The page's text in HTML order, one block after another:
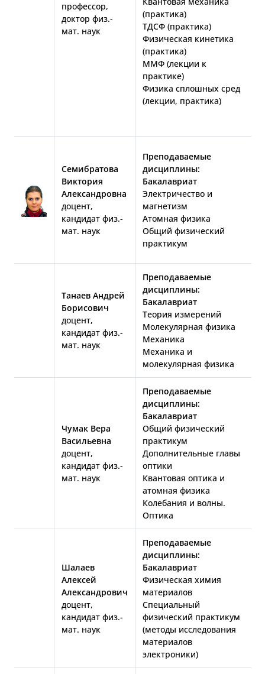
профессор,
доктор физ.-
мат. наук
(практика)
ТДСФ (практика)
Физическая кинетика
(практика)
ММФ (лекции к
практике)
Физика сплошных сред
(лекции, практика)
Семибратова
Виктория
Александровна
доцент,
кандидат физ.-
мат. наук
Преподаваемые
дисциплины:
Бакалавриат
Электричество и
магнетизм
Атомная физика
Общий физический
практикум
Танаев Андрей
Борисович
доцент,
кандидат физ.-
мат. наук
Преподаваемые
дисциплины:
Бакалавриат
Теория измерений
Молекулярная физика
Механика
Механика и
молекулярная физика
Чумак Вера
Васильевна
доцент,
кандидат физ.-
мат. наук
Преподаваемые
дисциплины:
Бакалавриат
Общий физический
практикум
Дополнительные главы
оптики
Квантовая оптика и
атомная физика
Колебания и волны.
Оптика
Шалаев
Алексей
Александрович
доцент,
кандидат физ.-
мат. наук
Преподаваемые
дисциплины:
Бакалавриат
Физическая химия
материалов
Специальный
физический практикум
(методы исследования
материалов
электроники)